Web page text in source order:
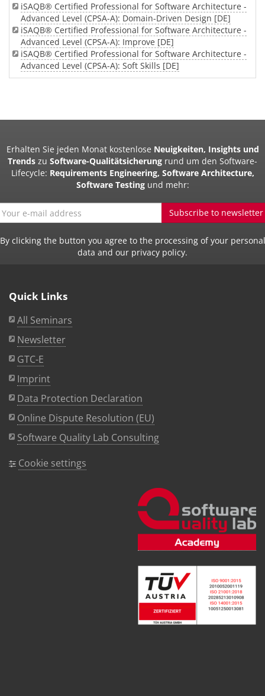
iSAQB® Certified Professional for Software Architecture -
Advanced Level (CPSA-A): Domain-Driven Design [DE]
iSAQB® Certified Professional for Software Architecture -
Advanced Level (CPSA-A): Improve [DE]
iSAQB® Certified Professional for Software Architecture -
Advanced Level (CPSA-A): Soft Skills [DE]
Erhalten Sie jeden Monat kostenlose Neuigkeiten, Insights und
Trends zu Software-Qualitätsicherung rund um den Software-
Lifecycle: Requirements Engineering, Software Architecture,
Software Testingund mehr:
Subscribe to newsletter
By clicking the button you agree to the processing of your personal
data and our privacy policy.
Quick Links
All Seminars
Newsletter
GTC-E
Imprint
Data Protection Declaration
Online Dispute Resolution (EU)
Software Quality Lab Consulting
Cookie settings